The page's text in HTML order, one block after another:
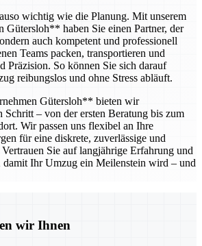
wichtig wie die Planung. Mit unserem
Gütersloh** haben Sie einen Partner, der
auch kompetent und professionell
Teams packen, transportieren und
Präzision. So können Sie sich darauf
reibungslos und ohne Stress abläuft.
Gütersloh** bieten wir
Schritt – von der ersten Beratung bis zum
Wir passen uns flexibel an Ihre
für eine diskrete, zuverlässige und
Sie auf langjährige Erfahrung und
damit Ihr Umzug ein Meilenstein wird – und
wir Ihnen